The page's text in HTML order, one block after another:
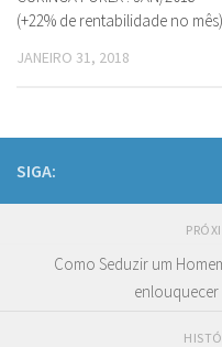
(+22% de rentabilidade no mês)
JANEIRO 31, 2018
SIGA:
Como Seduzir um